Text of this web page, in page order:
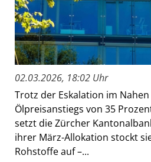
02.03.2026, 18:02 Uhr
Trotz der Eskalation im
Ölpreisanstiegs von 35
setzt die Zürcher
ihrer März-Allokation stockt
Rohstoffe auf –...